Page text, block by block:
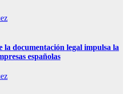
documentación legal impulsa la
españolas